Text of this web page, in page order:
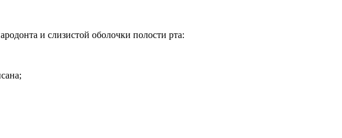
и слизистой оболочки полости рта: